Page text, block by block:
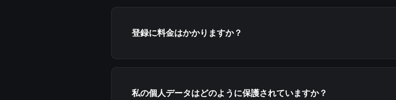
登録に料金はかかりますか？
私の個人データはどのように保護されていますか？